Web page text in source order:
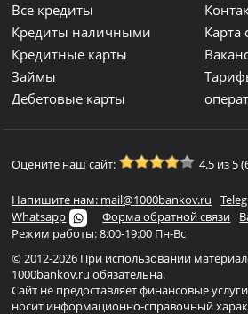
Все кредиты
Кредиты наличными
Кредитные карты
Займы
Дебетовые карты
Карта
Оцените наш сайт: 4.5 из 5
Напишите нам: mail@1000bankov.ru
Whatsapp
Форма обратной связи
Режим работы: 8:00-19:00 Пн-Вс
© 2012-2026 При использовании
1000bankov.ru обязательна.
Сайт не предоставляет финансовые
носит информационно-справочный